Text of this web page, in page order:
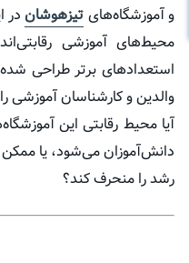
و آموزشگاه‌های تیزهوشاندر
محیط‌های آموزشی
استعدادهای برتر طراحی
والدین و کارشناسان آموزشی
آیا محیط رقابتی این
دانش‌آموزان می‌شود، یا
رشد را منحرف کند؟